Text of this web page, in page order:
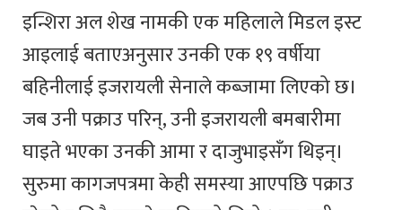
इन्शिरा अल शेख नामकी एक महिलाले मिडल इस्ट
आइलाई बताएअनुसार उनकी एक १९ वर्षीया
बहिनीलाई इजरायली सेनाले कब्जामा लिएको छ।
जब उनी पक्राउ परिन्, उनी इजरायली बमबारीमा
घाइते भएका उनकी आमा र दाजुभाइसँग थिइन्।
सुरुमा कागजपत्रमा केही समस्या आएपछि पक्राउ